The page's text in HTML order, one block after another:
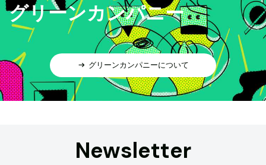
グリーンカンパニー
グリーンカンパニーについて
Newsletter